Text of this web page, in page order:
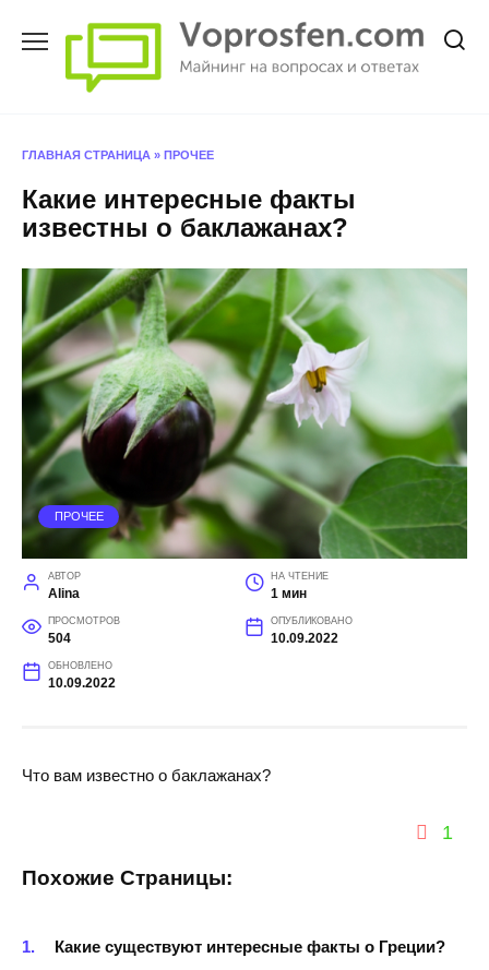
ГЛАВНАЯ СТРАНИЦА » ПРОЧЕЕ
Какие интересные факты
известны о баклажанах?
ПРОЧЕЕ
АВТОР
Alina
НА ЧТЕНИЕ
1 мин
ПРОСМОТРОВ
504
ОПУБЛИКОВАНО
10.09.2022
ОБНОВЛЕНО
10.09.2022
Что вам известно о баклажанах?
1
Похожие Страницы:
Какие существуют интересные факты о Греции?